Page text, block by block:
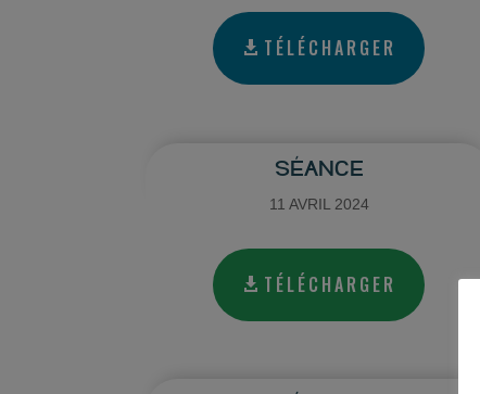
TÉLÉCHARGER
SÉANCE
11 AVRIL 2024
TÉLÉCHARGER